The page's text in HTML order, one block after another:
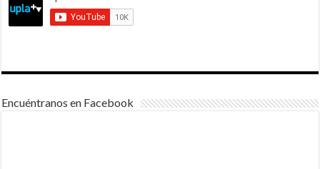
Encuéntranos en Facebook